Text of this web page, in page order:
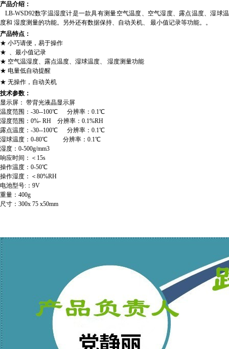
产品介绍：
LB-WSD92数字温湿度计是一款具有测量空气温度、空气湿度、露点温度、湿球温
度和 湿度测量的功能。另外还有数据保持、自动关机、 最小值记录等功能。 。
产品特点：
★ 小巧请便，易于操作
★ 、最小值记录
★ 空气温湿度、露点温度、湿球温度、 湿度测量功能
★ 电量低自动提醒
★ 无操作，自动关机
技术参数：
显示屏： 带背光液晶显示屏
温度范围：-30--100℃ 分辨率：0.1℃
湿度范围：0%- RH 分辨率：0.1%RH
露点温度：-30--100℃ 分辨率：0.1℃
湿球温度：0-80℃ 分辨率：0.1℃
湿度：0-500g/mm3
响应时间：＜15s
操作温度：0-50℃
操作湿度：＜80%RH
电池型号:：9V
重量：400g
尺寸：300x 75 x50mm